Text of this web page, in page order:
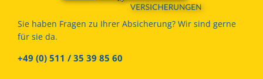
Sie haben Fragen zu Ihrer Absicherung? Wir sind gerne
für sie da.
+49 (0) 511 / 35 39 85 60